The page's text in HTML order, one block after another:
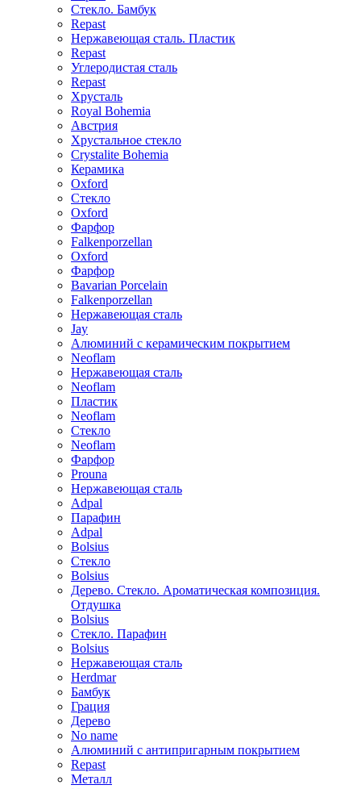
Стекло. Бамбук
Repast
Нержавеющая сталь. Пластик
Repast
Углеродистая сталь
Repast
Хрусталь
Royal Bohemia
Австрия
Хрустальное стекло
Crystalite Bohemia
Керамика
Oxford
Стекло
Oxford
Фарфор
Falkenporzellan
Oxford
Фарфор
Bavarian Porcelain
Falkenporzellan
Нержавеющая сталь
Jay
Алюминий с керамическим покрытием
Neoflam
Нержавеющая сталь
Neoflam
Пластик
Neoflam
Стекло
Neoflam
Фарфор
Prouna
Нержавеющая сталь
Adpal
Парафин
Adpal
Bolsius
Стекло
Bolsius
Дерево. Стекло. Ароматическая композиция.
Отдушка
Bolsius
Стекло. Парафин
Bolsius
Нержавеющая сталь
Herdmar
Бамбук
Грация
Дерево
No name
Алюминий с антипригарным покрытием
Repast
Металл